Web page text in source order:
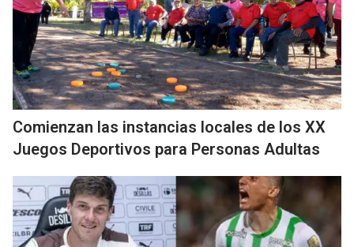
Comienzan las instancias locales de los XX
Juegos Deportivos para Personas Adultas